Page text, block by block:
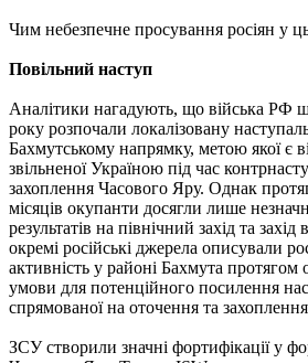
Чим небезпечне просування росіян у
Повільний наступ
Аналітики нагадують, що війська РФ
року розпочали локалізовану
Бахмутському напрямку, метою якої є
звільненої Україною під час
захоплення Часового Яру. Однак
місяців окупанти досягли лише
результатів на північний захід та
окремі російські джерела описували
активність у районі Бахмута протягом
умови для потенційного посилення
спрямованої на оточення та
ЗСУ створили значні фортифікації у